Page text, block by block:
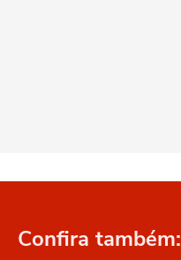
Confira também: